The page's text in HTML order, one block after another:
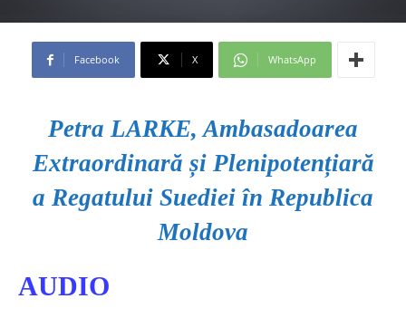
Facebook X WhatsApp
Petra LARKE,Ambasadoarea
Extraordinară și Plenipotențiară
a Regatului Suediei în Republica
Moldova
AUDIO